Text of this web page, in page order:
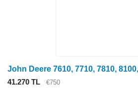
41.270 TL €750